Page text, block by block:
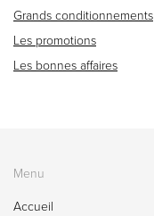
Grands conditionnements
Les promotions
Les bonnes affaires
Menu
Accueil